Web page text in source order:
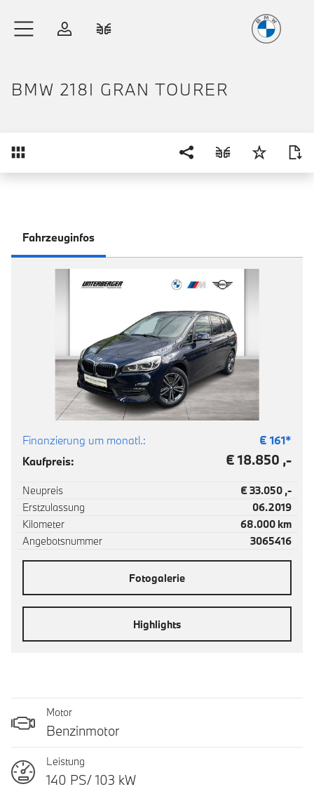
Anmelden
BMW 218I GRAN TOURER
Fahrzeuginfos
Finanzierung um monatl.: € 161*
Kaufpreis:
€ 18.850 ,-
Neupreis
€ 33.050 ,-
Erstzulassung
06.2019
Kilometer
68.000 km
Angebotsnummer
3065416
Fotogalerie
Highlights
Motor
Benzinmotor
Leistung
140 PS/ 103 kW